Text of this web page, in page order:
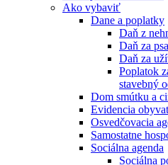
Ako vybaviť
Dane a poplatky
Daň z
Daň za psa
Daň za
Poplatok
stavebný
Dom smútku a
Evidencia
Osvedčovacia
Samostatne
Sociálna agenda
Sociálna